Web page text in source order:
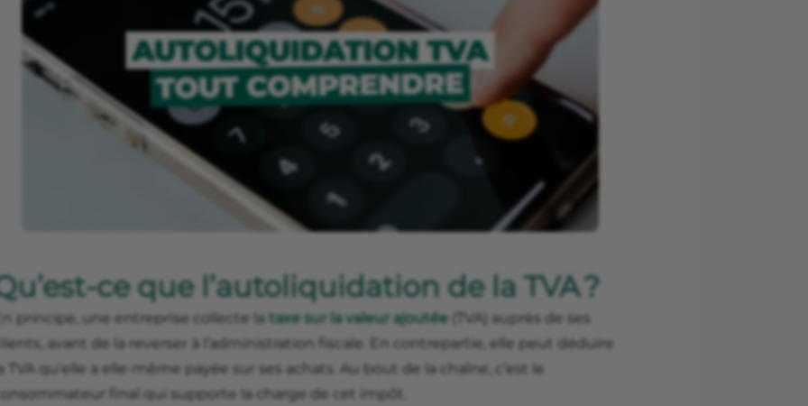
ce que l’autoliquidation de la TVA ?
principe, une entreprise collecte la taxe sur la valeur ajoutée (TVA) auprès de ses
avant de la reverser à l’administration fiscale. En contrepartie, elle peut déduire
TVA qu’elle a elle-même payée sur ses achats. Au bout de la chaîne, c’est le
final qui supporte la charge de cet impôt.